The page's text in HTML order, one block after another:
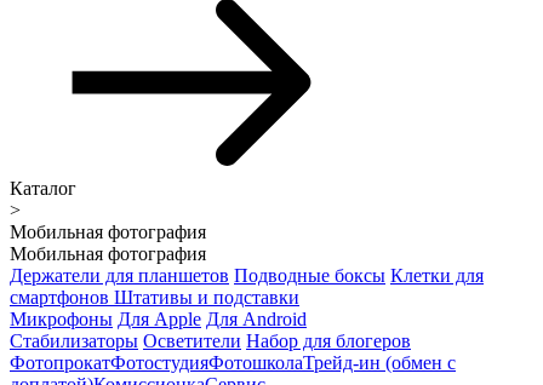
Каталог
>
Мобильная фотография
Мобильная фотография
Держатели для планшетов Подводные боксы Клетки для
смартфонов Штативы и подставки
Микрофоны Для Apple Для Android
Стабилизаторы Осветители Набор для блогеров
ФотопрокатФотостудияФотошколаТрейд-ин (обмен с